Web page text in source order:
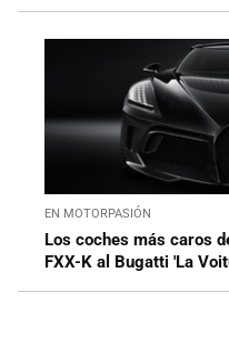
EN MOTORPASIÓN
Los coches más caros
FXX-K al Bugatti 'La